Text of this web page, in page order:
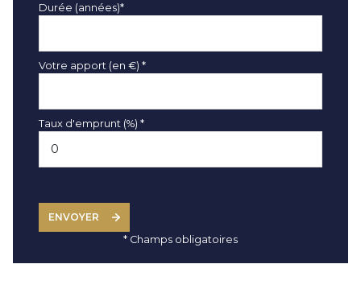
Durée (années)*
Votre apport (en €) *
Taux d'emprunt (%) *
ENVOYER
* Champs obligatoires